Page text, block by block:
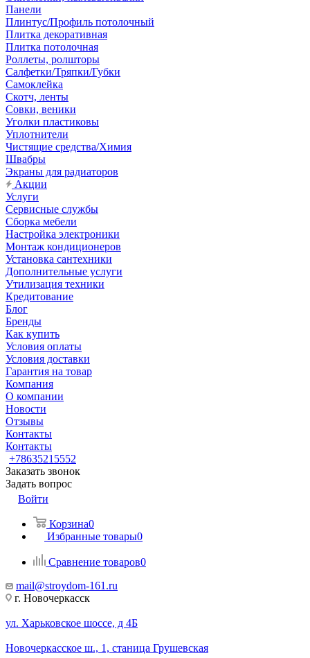
Панели
Плинтус/Профиль потолочный
Плитка декоративная
Плитка потолочная
Роллеты, ролшторы
Салфетки/Тряпки/Губки
Самоклейка
Скотч, ленты
Совки, веники
Уголки пластиковы
Уплотнители
Чистящие средства/Химия
Швабры
Экраны для радиаторов
Акции
Услуги
Сервисные службы
Сборка мебели
Настройка электроники
Монтаж кондиционеров
Установка сантехники
Дополнительные услуги
Утилизация техники
Кредитование
Блог
Бренды
Как купить
Условия оплаты
Условия доставки
Гарантия на товар
Компания
О компании
Новости
Отзывы
Контакты
Контакты
+78635215552
Заказать звонок
Задать вопрос
Войти
Корзина0
Избранные товары0
Сравнение товаров0
mail@stroydom-161.ru
г. Новочеркасск
ул. Харьковское шоссе, д 4Б
Новочеркасское ш., 1, станица Грушевская